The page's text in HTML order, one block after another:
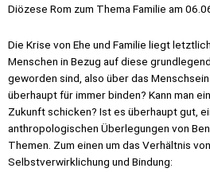
Diözese Rom zum Thema Familie am
Die Krise von Ehe und Familie liegt
Menschen in Bezug auf diese
geworden sind, also über das
überhaupt für immer binden? Kann man
Zukunft schicken? Ist es überhaupt gut,
anthropologischen Überlegungen von
Themen. Zum einen um das Verhältnis
Selbstverwirklichung und Bindung: